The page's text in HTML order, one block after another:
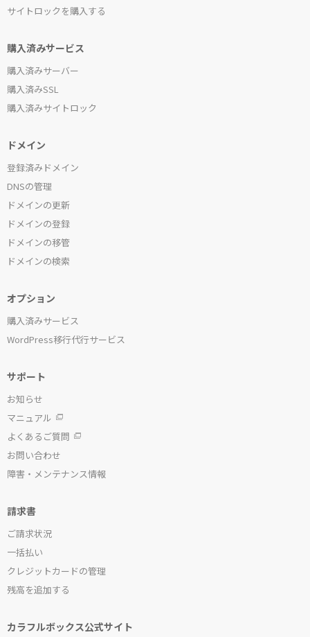
サイトロックを購入する
購入済みサービス
購入済みサーバー
購入済みSSL
購入済みサイトロック
ドメイン
登録済みドメイン
DNSの管理
ドメインの更新
ドメインの登録
ドメインの移管
ドメインの検索
オプション
購入済みサービス
WordPress移行代行サービス
サポート
お知らせ
マニュアル
よくあるご質問
お問い合わせ
障害・メンテナンス情報
請求書
ご請求状況
一括払い
クレジットカードの管理
残高を追加する
カラフルボックス公式サイト